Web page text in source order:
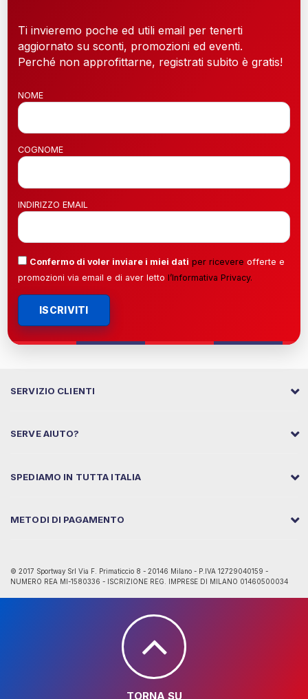
Ti invieremo poche ed utili email per tenerti
aggiornato su sconti, promozioni ed eventi.
Perché non approfittarne, registrati subito è gratis!
NOME
COGNOME
INDIRIZZO EMAIL
Confermo di voler inviare i miei dati per ricevere offerte e
promozioni via email e di aver letto l’Informativa Privacy.
ISCRIVITI
SERVIZIO CLIENTI
SERVE AIUTO?
SPEDIAMO IN TUTTA ITALIA
METODI DI PAGAMENTO
© 2017 Sportway Srl Via F. Primaticcio 8 - 20146 Milano - P.IVA 12729040159 -
NUMERO REA MI-1580336 - ISCRIZIONE REG. IMPRESE DI MILANO 01460500034
TORNA SU